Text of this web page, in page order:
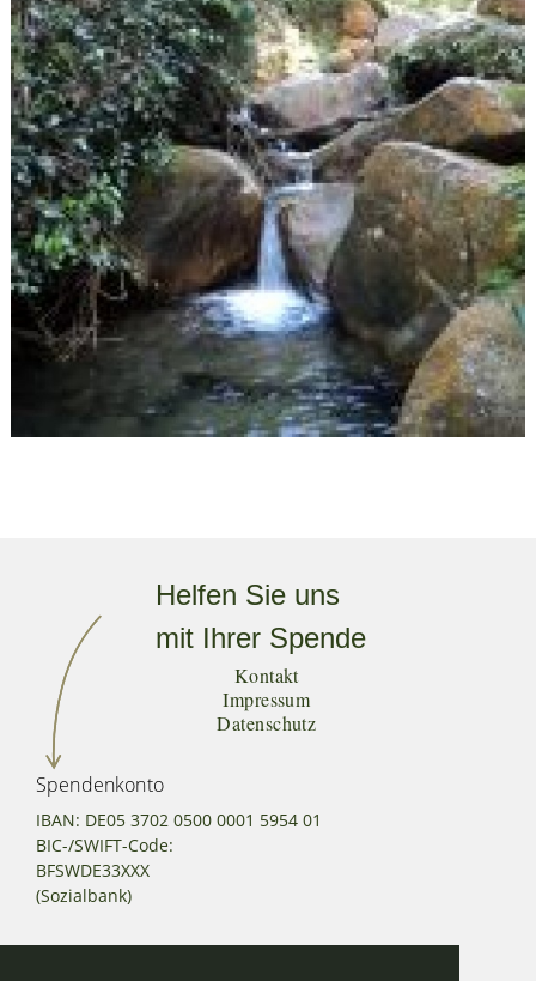
Helfen Sie uns
mit Ihrer Spende
Kontakt
Impressum
Datenschutz
Spendenkonto
IBAN: DE05 3702 0500 0001 5954 01
BIC-/SWIFT-Code:
BFSWDE33XXX
(Sozialbank)